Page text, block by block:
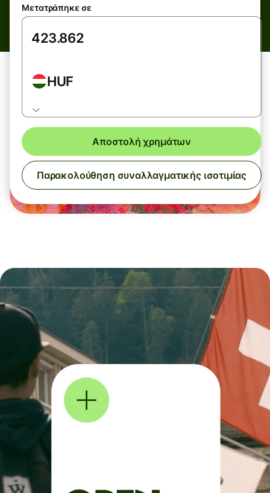
Μετατράπηκε σε
HUF
Αποστολή χρημάτων
Παρακολούθηση συναλλαγματικής ισοτιμίας